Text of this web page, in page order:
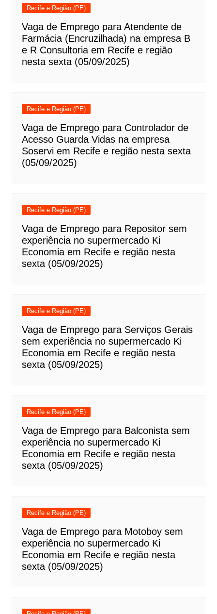
Recife e Região (PE)
Vaga de Emprego para Atendente de
Farmácia (Encruzilhada) na empresa B
e R Consultoria em Recife e região
nesta sexta (05/09/2025)
Recife e Região (PE)
Vaga de Emprego para Controlador de
Acesso Guarda Vidas na empresa
Soservi em Recife e região nesta sexta
(05/09/2025)
Recife e Região (PE)
Vaga de Emprego para Repositor sem
experiência no supermercado Ki
Economia em Recife e região nesta
sexta (05/09/2025)
Recife e Região (PE)
Vaga de Emprego para Serviços Gerais
sem experiência no supermercado Ki
Economia em Recife e região nesta
sexta (05/09/2025)
Recife e Região (PE)
Vaga de Emprego para Balconista sem
experiência no supermercado Ki
Economia em Recife e região nesta
sexta (05/09/2025)
Recife e Região (PE)
Vaga de Emprego para Motoboy sem
experiência no supermercado Ki
Economia em Recife e região nesta
sexta (05/09/2025)